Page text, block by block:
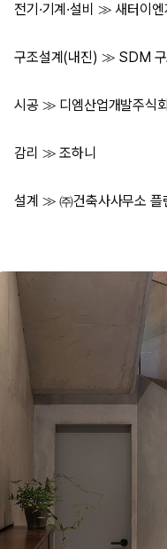
전기·기계·설비 ≫ 새터이엔
구조설계(내진) ≫ SDM 구
시공 ≫ 디엠산업개발주식
감리 ≫ 조하니
설계 ≫ ㈜건축사사무소 플